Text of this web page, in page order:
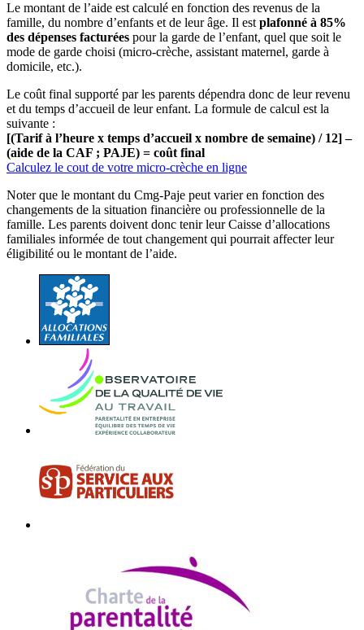
Le montant de l’aide est calculé en fonction des revenus de la
famille, du nombre d’enfants et de leur âge. Il est plafonné à 85%
des dépenses facturées pour la garde de l’enfant, quel que soit le
mode de garde choisi (micro-crèche, assistant maternel, garde à
domicile, etc.).
Le coût final supporté par les parents dépendra donc de leur revenu
et du temps d’accueil de leur enfant. La formule de calcul est la
suivante :
[(Tarif à l’heure x temps d’accueil x nombre de semaine) / 12] –
(aide de la CAF ; PAJE) = coût final
Calculez le cout de votre micro-crèche en ligne
Noter que le montant du Cmg-Paje peut varier en fonction des
changements de la situation financière ou professionnelle de la
famille. Les parents doivent donc tenir leur Caisse d’allocations
familiales informée de tout changement qui pourrait affecter leur
éligibilité ou le montant de l’aide.